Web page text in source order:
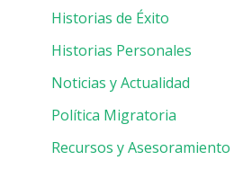
Historias de Éxito
Historias Personales
Noticias y Actualidad
Política Migratoria
Recursos y Asesoramiento